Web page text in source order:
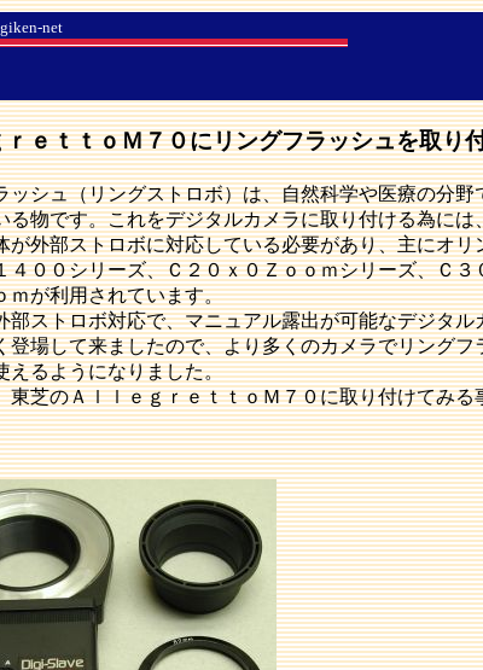
net
ｅｔｔｏＭ７０にリングフラッシュを取り
ッシュ（リングストロボ）は、自然科学や医療の分野
る物です。これをデジタルカメラに取り付ける為には
が外部ストロボに対応している必要があり、主にオリ
４００シリーズ、Ｃ２０ｘ０Ｚｏｏｍシリーズ、Ｃ３
ｍが利用されています。
部ストロボ対応で、マニュアル露出が可能なデジタル
登場して来ましたので、より多くのカメラでリングフ
えるようになりました。
東芝のＡｌｌｅｇｒｅｔｔｏＭ７０に取り付けてみる